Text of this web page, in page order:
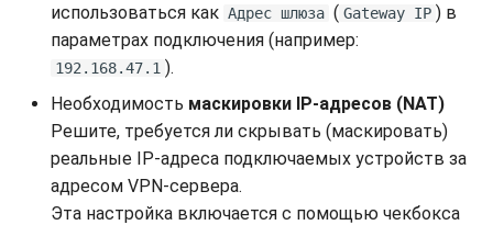
использоваться как Адрес шлюза ( Gateway IP ) в
параметрах подключения (например:
192.168.47.1 ).
Необходимость маскировки IP-адресов (NAT)
Решите, требуется ли скрывать (маскировать)
реальные IP-адреса подключаемых устройств за
адресом VPN-сервера.
Эта настройка включается с помощью чекбокса